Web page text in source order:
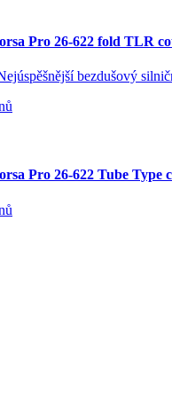
Pro 26-622 fold TLR
bezdušový
Pro 26-622 Tube Type